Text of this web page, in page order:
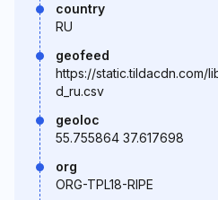
country
RU
geofeed
https://
d_ru.csv
geoloc
55.755864 37.617698
org
ORG-TPL18-RIPE